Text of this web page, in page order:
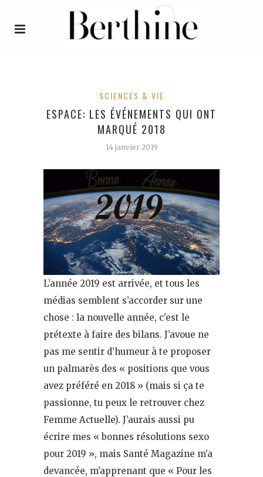
SCIENCES & VIE
ESPACE: LES ÉVÉNEMENTS QUI ONT
MARQUÉ 2018
14 janvier 2019
L’année 2019 est arrivée, et tous les
médias semblent s’accorder sur une
chose : la nouvelle année, c’est le
prétexte à faire des bilans. J’avoue ne
pas me sentir d’humeur à te proposer
un palmarès des « positions que vous
avez préféré en 2018 » (mais si ça te
passionne, tu peux le retrouver chez
Femme Actuelle). J’aurais aussi pu
écrire mes « bonnes résolutions sexo
pour 2019 », mais Santé Magazine m’a
devancée, m’apprenant que « Pour les